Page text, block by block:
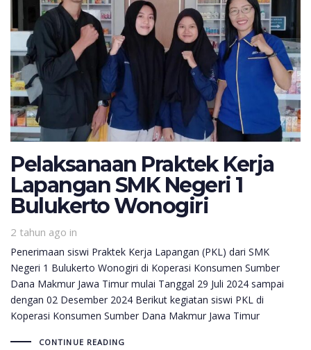
Pelaksanaan Praktek Kerja
Lapangan SMK Negeri 1
Bulukerto Wonogiri
2 tahun ago in
Penerimaan siswi Praktek Kerja Lapangan (PKL) dari SMK
Negeri 1 Bulukerto Wonogiri di Koperasi Konsumen Sumber
Dana Makmur Jawa Timur mulai Tanggal 29 Juli 2024 sampai
dengan 02 Desember 2024 Berikut kegiatan siswi PKL di
Koperasi Konsumen Sumber Dana Makmur Jawa Timur
CONTINUE READING